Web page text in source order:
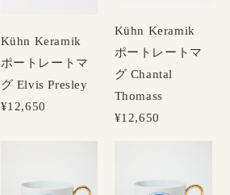
Kühn Keramik
ポートレートマ
グ Elvis Presley
¥12,650
Kühn Keramik
ポートレートマ
グ Chantal
Thomass
¥12,650